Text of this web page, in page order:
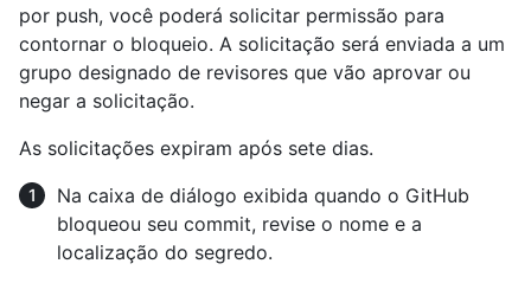
por push, você poderá solicitar permissão para
contornar o bloqueio. A solicitação será enviada a um
grupo designado de revisores que vão aprovar ou
negar a solicitação.
As solicitações expiram após sete dias.
Na caixa de diálogo exibida quando o GitHub
bloqueou seu commit, revise o nome e a
localização do segredo.